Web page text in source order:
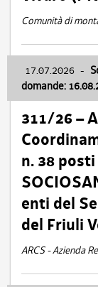
Comunità di
17.07.2026 -
domande:
311/26 –
n. 38 posti
enti del
del Friuli
ARCS - Azienda